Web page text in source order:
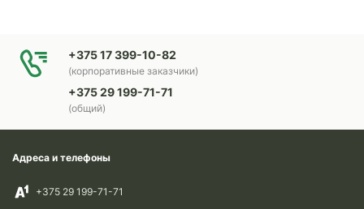
+375 17 399-10-82
(корпоративные заказчики)
+375 29 199-71-71
(общий)
Адреса и телефоны
+375 29 199-71-71